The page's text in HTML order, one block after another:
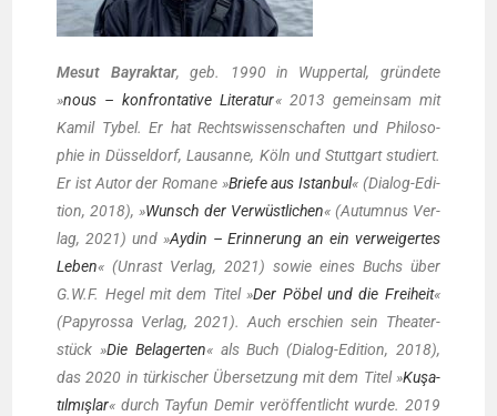
Mesut Bay­rakt­ar, geb. 1990 in Wup­per­tal, grün­de­te
»nous – kon­fron­ta­ti­ve Lite­ra­tur« 2013 gemein­sam mit
Kamil Tybel. Er hat Rechts­wis­sen­schaf­ten und Phi­lo­so­
phie in Düs­sel­dorf, Lau­sanne, Köln und Stutt­gart stu­diert.
Er ist Autor der Roma­ne »Brie­fe aus Istan­bul« (Dia­log-Edi­
ti­on, 2018), »Wunsch der Ver­wüst­li­chen« (Autum­nus Ver­
lag, 2021) und »Aydin – Erin­ne­rung an ein ver­wei­ger­tes
Leben« (Unrast Ver­lag, 2021) sowie eines Buchs über
G.W.F. Hegel mit dem Titel »Der Pöbel und die Frei­heit«
(Papy­ros­sa Ver­lag, 2021). Auch erschien sein Thea­ter­
stück »Die Bela­ger­ten« als Buch (Dia­log-Edi­ti­on, 2018),
das 2020 in tür­ki­scher Über­set­zung mit dem Titel »Kuşa­
tıl­mışlar« durch Tay­fun Demir ver­öf­fent­licht wur­de. 2019